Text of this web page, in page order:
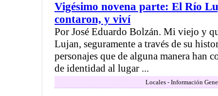
Vigésimo novena parte: El Río
contaron, y viví
Por José Eduardo Bolzán. Mi viejo y
Lujan, seguramente a través de su
personajes que de alguna manera han
de identidad al lugar ...
Locales - Información